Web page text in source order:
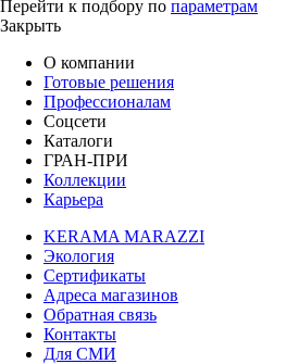
Перейти к подбору по параметрам
Закрыть
О компании
Готовые решения
Профессионалам
Соцсети
Каталоги
ГРАН-ПРИ
Коллекции
Карьера
KERAMA MARAZZI
Экология
Сертификаты
Адреса магазинов
Обратная связь
Контакты
Для СМИ